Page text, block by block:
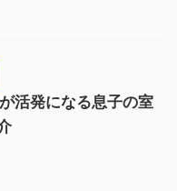
活発になる息子の室